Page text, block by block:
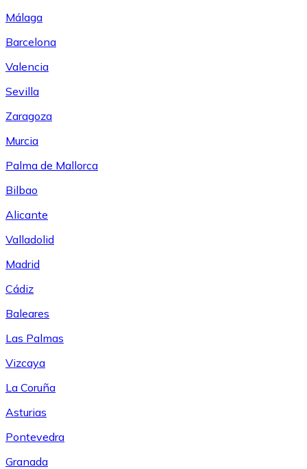
Málaga
Barcelona
Valencia
Sevilla
Zaragoza
Murcia
Palma de Mallorca
Bilbao
Alicante
Valladolid
Madrid
Cádiz
Baleares
Las Palmas
Vizcaya
La Coruña
Asturias
Pontevedra
Granada